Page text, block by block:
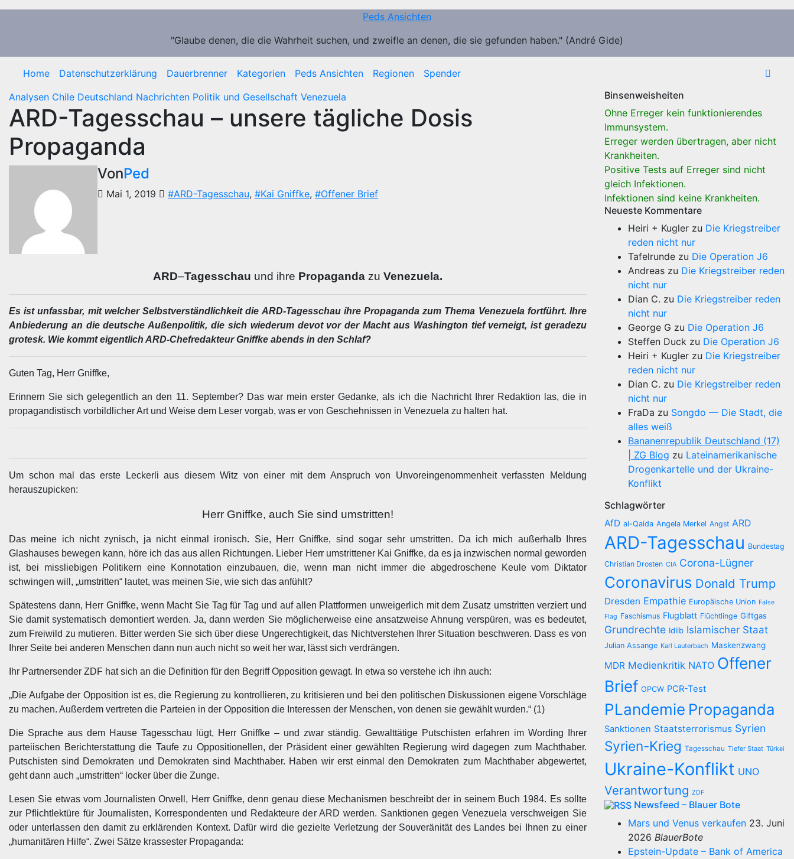
Zum
Peds Ansichten
"Glaube denen, die die Wahrheit suchen, und zweifle an denen, die sie gefunden haben." (André Gide)
Home Datenschutzerklärung Dauerbrenner Kategorien Peds Ansichten Regionen
Spender
Analysen Chile Deutschland Nachrichten Politik und Gesellschaft Venezuela
ARD-Tagesschau – unsere tägliche Dosis
Propaganda
VonPed
Mai 1, 2019 #ARD-Tagesschau, #Kai Gniffke, #Offener Brief
ARD–Tagesschau und ihre Propaganda zu Venezuela.
Es ist unfassbar, mit welcher Selbstverständlichkeit die ARD-Tagesschau ihre Propaganda zum Thema Venezuela fortführt. Ihre
Anbiederung an die deutsche Außenpolitik, die sich wiederum devot vor der Macht aus Washington tief verneigt, ist geradezu
grotesk. Wie kommt eigentlich ARD-Chefredakteur Gniffke abends in den Schlaf?
Guten Tag, Herr Gniffke,
Erinnern Sie sich gelegentlich an den 11. September? Das war mein erster Gedanke, als ich die Nachricht Ihrer Redaktion las, die in
propagandistisch vorbildlicher Art und Weise dem Leser vorgab, was er von Geschehnissen in Venezuela zu halten hat.
Um schon mal das erste Leckerli aus diesem Witz von einer mit dem Anspruch von Unvoreingenommenheit verfassten Meldung
herauszupicken:
Herr Gniffke, auch Sie sind umstritten!
Das meine ich nicht zynisch, ja nicht einmal ironisch. Sie, Herr Gniffke, sind sogar sehr umstritten. Da ich mich außerhalb Ihres
Glashauses bewegen kann, höre ich das aus allen Richtungen. Lieber Herr umstrittener Kai Gniffke, da es ja inzwischen normal geworden
ist, bei missliebigen Politikern eine Konnotation einzubauen, die, wenn man nicht immer die abgedroschene Keule vom Diktator
schwingen will, „umstritten“ lautet, was meinen Sie, wie sich das anfühlt?
Spätestens dann, Herr Gniffke, wenn Macht Sie Tag für Tag und auf allen Plattformen unweigerlich mit dem Zusatz umstritten verziert und
Sie damit systematisch demontiert werden. Ja, dann werden Sie möglicherweise eine ansatzweise Ahnung verspüren, was es bedeutet,
zum Freiwild zu mutieren. Bitter werden Sie sich über diese Ungerechtigkeit, das Nichtverstehen Ihrer Situation beschweren. Dass es von
Ihrer Seite bei anderen Menschen dann nun auch nicht so weit her war, lässt sich verdrängen.
Ihr Partnersender ZDF hat sich an die Definition für den Begriff Opposition gewagt. In etwa so verstehe ich ihn auch:
„Die Aufgabe der Opposition ist es, die Regierung zu kontrollieren, zu kritisieren und bei den politischen Diskussionen eigene Vorschläge
zu machen. Außerdem vertreten die Parteien in der Opposition die Interessen der Menschen, von denen sie gewählt wurden.“ (1)
Die Sprache aus dem Hause Tagesschau lügt, Herr Gniffke – und zwar ständig. Gewalttätige Putschisten erfahren im Wording Ihrer
parteiischen Berichterstattung die Taufe zu Oppositionellen, der Präsident einer gewählten Regierung wird dagegen zum Machthaber.
Putschisten sind Demokraten und Demokraten sind Machthaber. Haben wir erst einmal den Demokraten zum Machthaber abgewertet,
geht dann auch „umstritten“ locker über die Zunge.
Lesen Sie etwas vom Journalisten Orwell, Herr Gniffke, denn genau diese Mechanismen beschreibt der in seinem Buch 1984. Es sollte
zur Pflichtlektüre für Journalisten, Korrespondenten und Redakteure der ARD werden. Sanktionen gegen Venezuela verschweigen Sie
oder unterlassen den damit zu erklärenden Kontext. Dafür wird die gezielte Verletzung der Souveränität des Landes bei Ihnen zu einer
„humanitären Hilfe“. Zwei Sätze krassester Propaganda:
Binsenweisheiten
Ohne Erreger kein funktionierendes
Immunsystem.
Erreger werden übertragen, aber nicht
Krankheiten.
Positive Tests auf Erreger sind nicht
gleich Infektionen.
Infektionen sind keine Krankheiten.
Neueste Kommentare
Heiri + Kugler zu Die Kriegstreiber
reden nicht nur
Tafelrunde zu Die Operation J6
Andreas zu Die Kriegstreiber reden
nicht nur
Dian C. zu Die Kriegstreiber reden
nicht nur
George G zu Die Operation J6
Steffen Duck zu Die Operation J6
Heiri + Kugler zu Die Kriegstreiber
reden nicht nur
Dian C. zu Die Kriegstreiber reden
nicht nur
FraDa zu Songdo — Die Stadt, die
alles weiß
Bananenrepublik Deutschland (17)
| ZG Blog zu Lateinamerikanische
Drogenkartelle und der Ukraine-
Konflikt
Schlagwörter
AfD al-Qaida Angela Merkel Angst ARD
ARD-Tagesschau Bundestag
Christian Drosten CIA Corona-Lügner
Coronavirus Donald Trump
Dresden Empathie Europäische Union False
Flag Faschismus Flugblatt Flüchtlinge Giftgas
Grundrechte Idlib Islamischer Staat
Julian Assange Karl Lauterbach Maskenzwang
MDR Medienkritik NATO Offener
Brief OPCW PCR-Test
PLandemie Propaganda
Sanktionen Staatsterrorismus Syrien
Syrien-Krieg Tagesschau Tiefer Staat Türkei
Ukraine-Konflikt UNO
Verantwortung ZDF
Newsfeed – Blauer Bote
Mars und Venus verkaufen 23. Juni
2026 BlauerBote
Epstein-Update – Bank of America